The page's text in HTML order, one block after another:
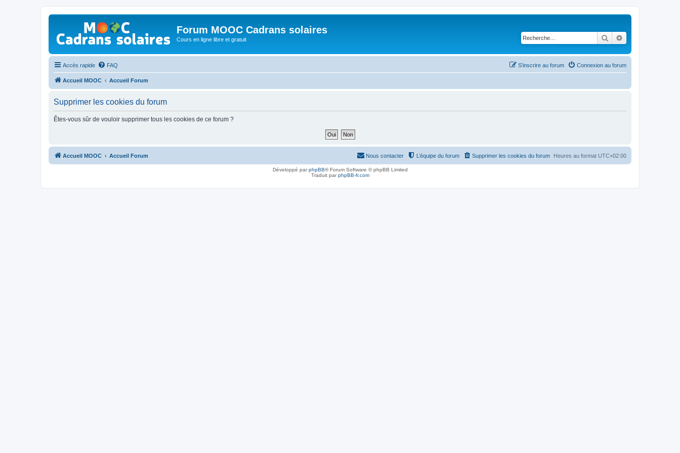
Forum MOOC Cadrans solaires
Cours en ligne libre et gratuit Rechercher
Accès rapide FAQ Connexion au forum
S’inscrire au forum
Accueil MOOC Accueil Forum
Supprimer les cookies du forum
Êtes-vous sûr de vouloir supprimer tous les cookies de ce forum ?
Accueil MOOC Accueil Forum Heures au format UTC+02:00
Supprimer les cookies du forum
L’équipe du forum
Nous contacter
Développé parphpBB® Forum Software © phpBB Limited
Traduit parphpBB-fr.com